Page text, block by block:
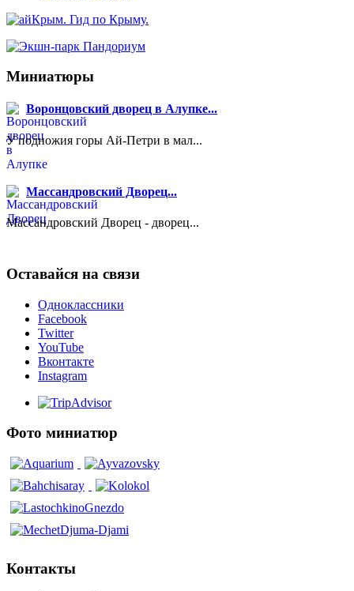
Миниатюры
Воронцовский дворец в Алупке...
У подножия горы Ай-Петри в мал...
Массандровский Дворец...
Массандровский Дворец - дворец...
Оставайся на связи
Одноклассники
Facebook
Twitter
YouTube
Вконтакте
Instagram
Фото миниатюр
Контакты